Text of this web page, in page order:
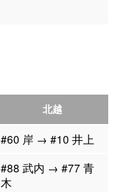
北越
#60 岸 → #10 井上
#88 武内 → #77 青
木